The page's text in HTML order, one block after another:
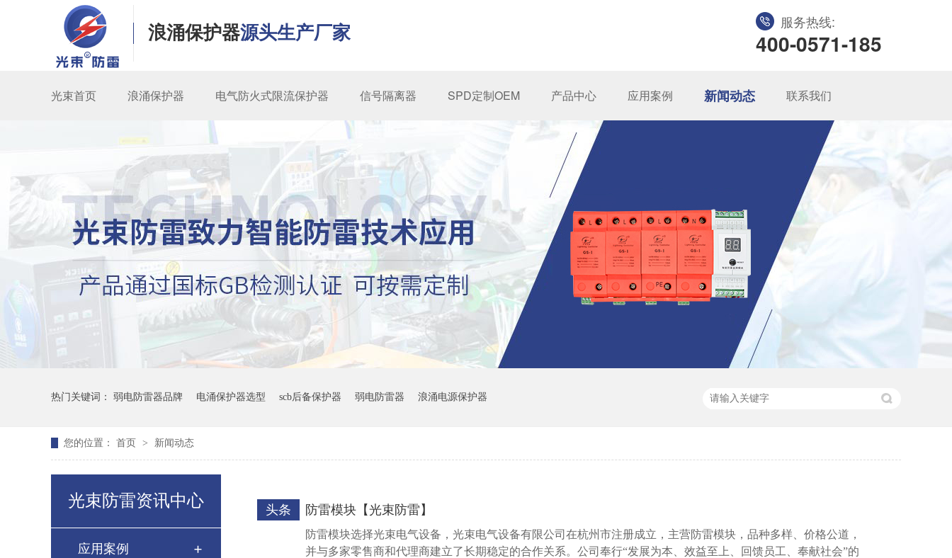
浪涌保护器源头生产厂家
服务热线:
400-0571-185
光束首页 浪涌保护器 电气防火式限流保护器 信号隔离器 SPD定制OEM 产品中心 应用案例 新闻动态 联系我们
热门关键词： 弱电防雷器品牌 电涌保护器选型 scb后备保护器 弱电防雷器 浪涌电源保护器
您的位置： 首页 > 新闻动态
防雷模块【光束防雷】
头条
防雷模块选择光束电气设备，光束电气设备有限公司在杭州市注册成立，主营防雷模块，品种多样、价格公道，
并与多家零售商和代理商建立了长期稳定的合作关系。公司奉行“发展为本、效益至上、回馈员工、奉献社会”的
光束防雷资讯中心
应用案例